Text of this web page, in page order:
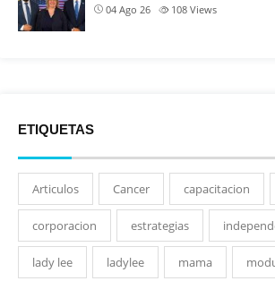
04 Ago 26 108 Views
ETIQUETAS
Articulos Cancer capacitacion
corporacion estrategias
lady lee ladylee mama